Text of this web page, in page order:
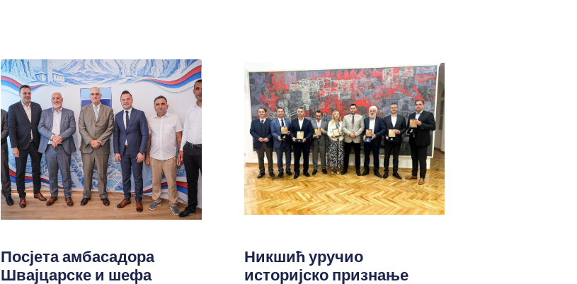
Посјета амбасадора
Швајцарске и шефа
Никшић уручио
историјско признање